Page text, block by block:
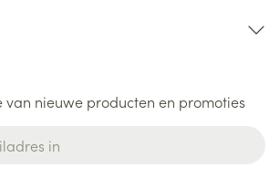
van nieuwe producten en promoties